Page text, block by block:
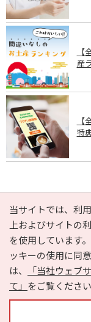
産
特
当サイトでは、利
上およびサイトの
を使用しています
ッキーの使用に同
は、
「当社ウェブ
て」 をご覧ください
e-NAVITA（イー
利用規約
個
サイトマップ